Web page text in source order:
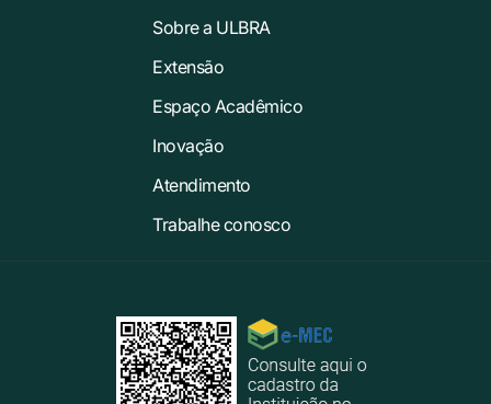
Sobre a ULBRA
Extensão
Espaço Acadêmico
Inovação
Atendimento
Trabalhe conosco